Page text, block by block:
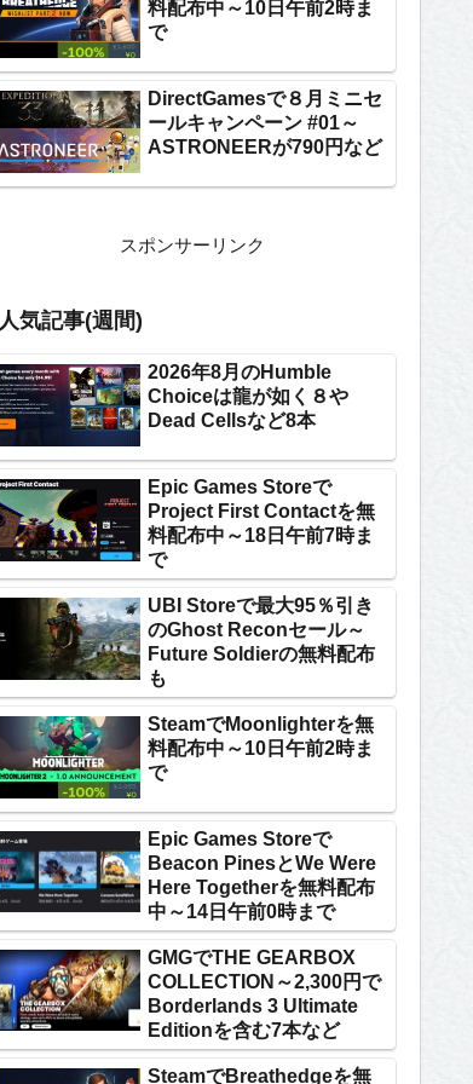
料配布中～10日午前2時ま
で
DirectGamesで８月ミニセ
ールキャンペーン #01～
ASTRONEERが790円など
スポンサーリンク
人気記事(週間)
2026年8月のHumble
Choiceは龍が如く８や
Dead Cellsなど8本
Epic Games Storeで
Project First Contactを無
料配布中～18日午前7時ま
で
UBI Storeで最大95％引き
のGhost Reconセール～
Future Soldierの無料配布
も
SteamでMoonlighterを無
料配布中～10日午前2時ま
で
Epic Games Storeで
Beacon PinesとWe Were
Here Togetherを無料配布
中～14日午前0時まで
GMGでTHE GEARBOX
COLLECTION～2,300円で
Borderlands 3 Ultimate
Editionを含む7本など
SteamでBreathedgeを無